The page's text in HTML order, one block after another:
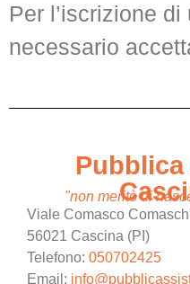
Per l’iscrizione
necessario
"non meritò di
Viale Comasco
56021 Cascina (PI)
Telefono: 050702425
Email: